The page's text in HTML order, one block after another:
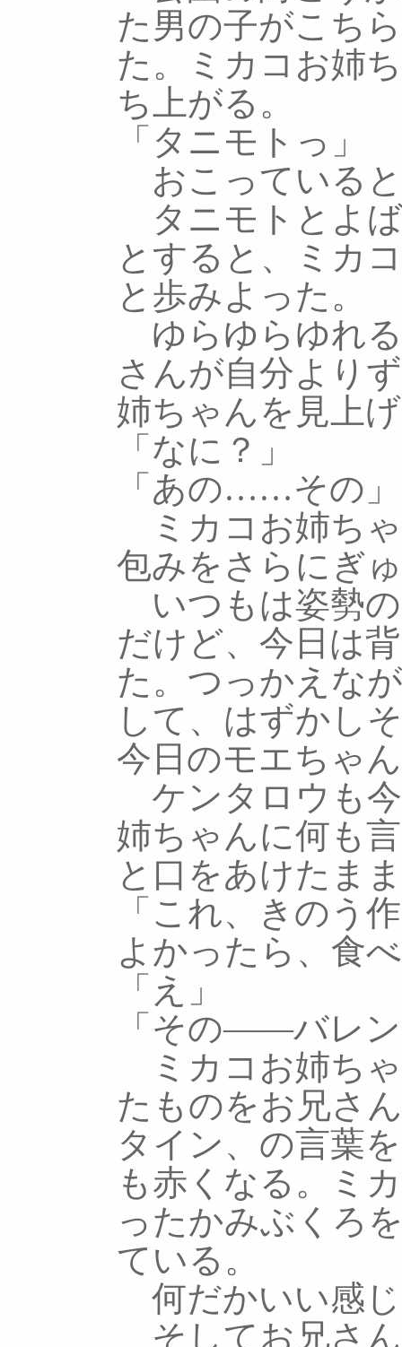
た男の子がこち
た。ミカコお姉
ち上がる。
「タニモトっ」
おこっている
タニモトとよ
とすると、ミカ
と歩みよった。
ゆらゆらゆれ
さんが自分より
姉ちゃんを見上
「なに？」
「あの……その」
ミカコお姉ち
包みをさらにぎ
いつもは姿勢
だけど、今日は
た。つっかえな
して、はずかし
今日のモエちゃ
ケンタロウも
姉ちゃんに何も
と口をあけたま
「これ、きの
よかったら、食
「え」
「その――バレ
ミカコお姉ち
たものをお兄さ
タイン、の言葉
も赤くなる。ミ
ったかみぶくろ
ている。
何だかいい感
そしてお兄さ